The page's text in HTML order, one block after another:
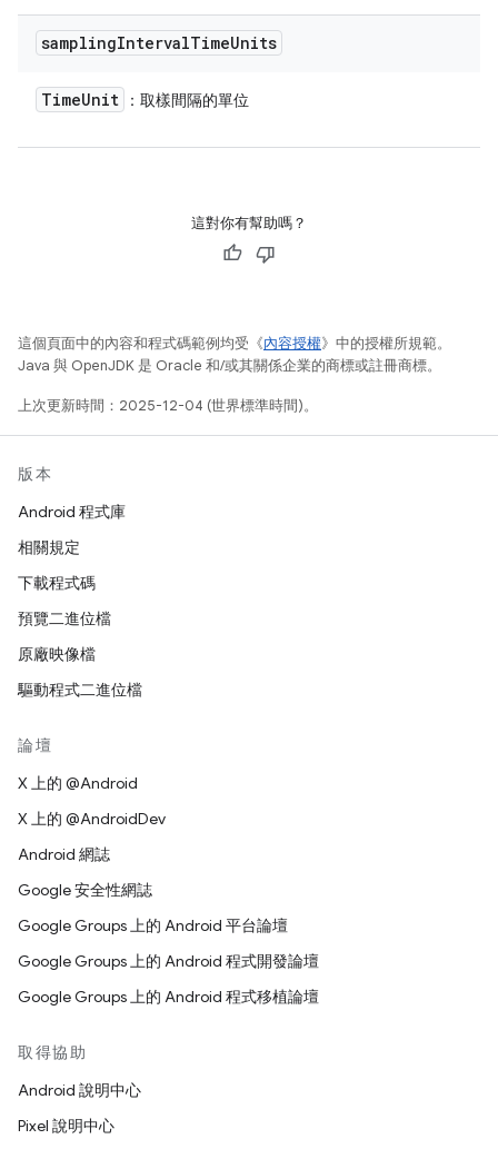
samplingIntervalTimeUnits
TimeUnit ：取樣間隔的單位
這對你有幫助嗎？
這個頁面中的內容和程式碼範例均受《內容授權》中的授權所規範。
Java 與 OpenJDK 是 Oracle 和/或其關係企業的商標或註冊商標。
上次更新時間：2025-12-04 (世界標準時間)。
版本
Android 程式庫
相關規定
下載程式碼
預覽二進位檔
原廠映像檔
驅動程式二進位檔
論壇
X 上的 @Android
X 上的 @AndroidDev
Android 網誌
Google 安全性網誌
Google Groups 上的 Android 平台論壇
Google Groups 上的 Android 程式開發論壇
Google Groups 上的 Android 程式移植論壇
取得協助
Android 說明中心
Pixel 說明中心